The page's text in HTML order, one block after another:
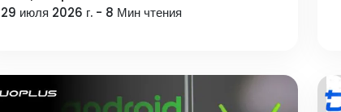
29 июля 2026 г. - 8 Мин чтения